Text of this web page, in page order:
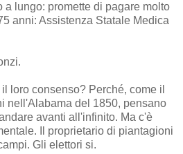
a lungo: promette di pagare molto
anni: Assistenza Statale Medica
loro consenso? Perché, come il
nell'Alabama del 1850, pensano
avanti all'infinito. Ma c'è
Il proprietario di piantagioni
Gli elettori si.